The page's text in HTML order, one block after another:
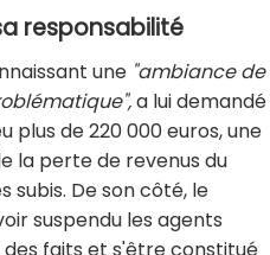
responsabilité
une "ambiance de
a lui demandé
plus de 220 000 euros, une
la perte de revenus du
subis. De son côté, le
suspendu les agents